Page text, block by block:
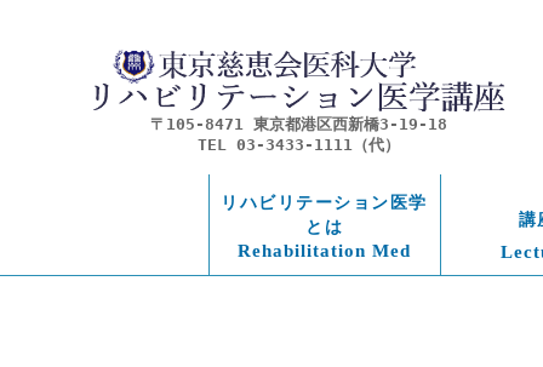
〒105-8471 東京都港区西新橋3-19-18
TEL 03-3433-1111（代）
リハビリテーション医学
とは
Rehabilitation Med
講